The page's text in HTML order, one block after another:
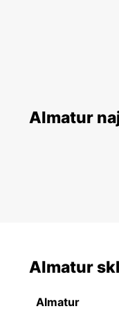
Almatur
Almatur
Almatur